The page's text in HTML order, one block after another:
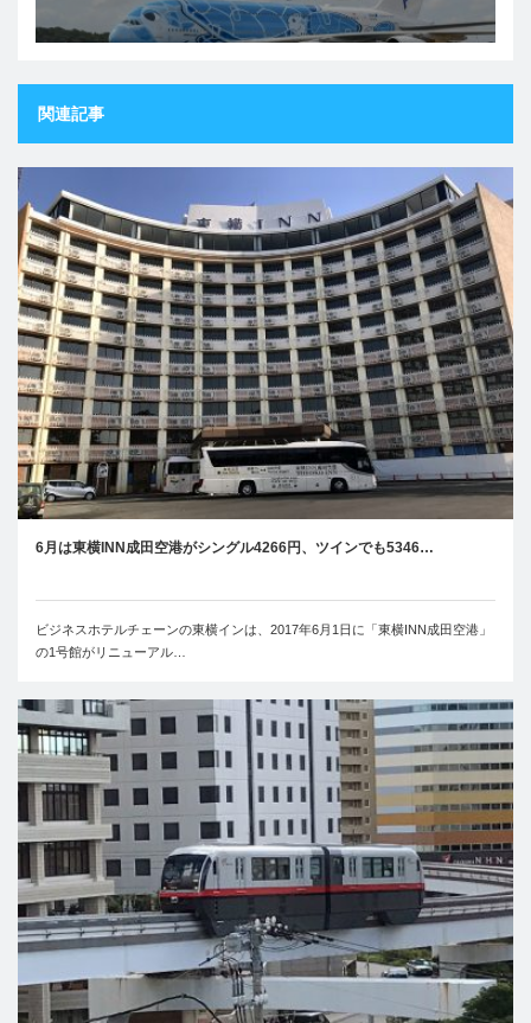
HONU」が成田空港に到着
関連記事
6月は東横INN成田空港がシングル4266円、ツインでも5346…
ビジネスホテルチェーンの東横インは、2017年6月1日に「東横INN成田空港」
の1号館がリニューアル…